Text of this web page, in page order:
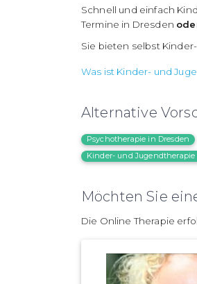
Schnell und einfach
Termine in Dresden
Sie bieten selbst
Was ist Kinder- und
Alternative
Psychotherapie in Dresden
Kinder- und
Möchten Sie
Die Online Therapie